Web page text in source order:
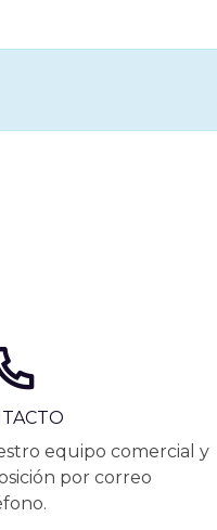
equipo comercial y
por correo